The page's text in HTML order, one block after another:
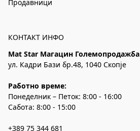
Продавници
КОНТАКТ ИНФО
Mat Star Магацин Големопродажба
ул. Кадри Бази бр.48, 1040 Скопје
Работно време:
Понеделник – Петок: 8:00 - 16:00
Сабота: 8:00 - 15:00
+389 75 344 681